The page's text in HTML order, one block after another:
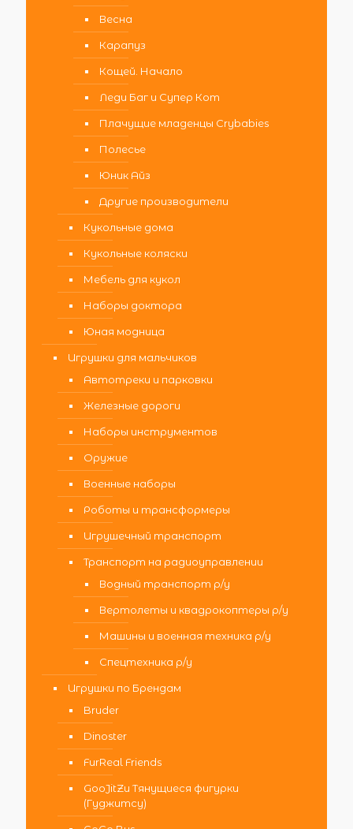
Весна
Карапуз
Кощей. Начало
Леди Баг и Супер Кот
Плачущие младенцы Crybabies
Полесье
Юник Айз
Другие производители
Кукольные дома
Кукольные коляски
Мебель для кукол
Наборы доктора
Юная модница
Игрушки для мальчиков
Автотреки и парковки
Железные дороги
Наборы инструментов
Оружие
Военные наборы
Роботы и трансформеры
Игрушечный транспорт
Транспорт на радиоуправлении
Водный транспорт р/у
Вертолеты и квадрокоптеры р/у
Машины и военная техника р/у
Спецтехника р/у
Игрушки по Брендам
Bruder
Dinoster
FurReal Friends
GooJitZu Тянущиеся фигурки
(Гуджитсу)